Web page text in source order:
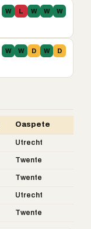
W L W W W
W W D W D
Oaspete
Utrecht
Twente
Twente
Utrecht
Twente